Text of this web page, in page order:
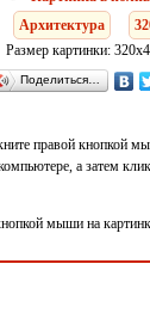
Архитектура
Размер картинки:
Поделиться…
правой
а затем
мыши на